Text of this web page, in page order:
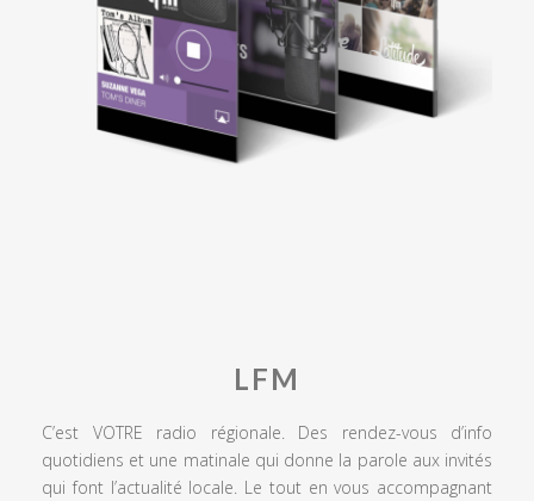
LFM
C’est VOTRE radio régionale. Des rendez-vous d’info
quotidiens et une matinale qui donne la parole aux invités
qui font l’actualité locale. Le tout en vous accompagnant